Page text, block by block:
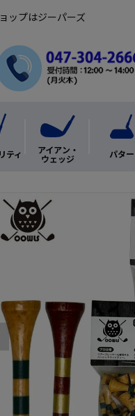
ップはジーパーズ
ティ アイアン・
ウェッジ パター